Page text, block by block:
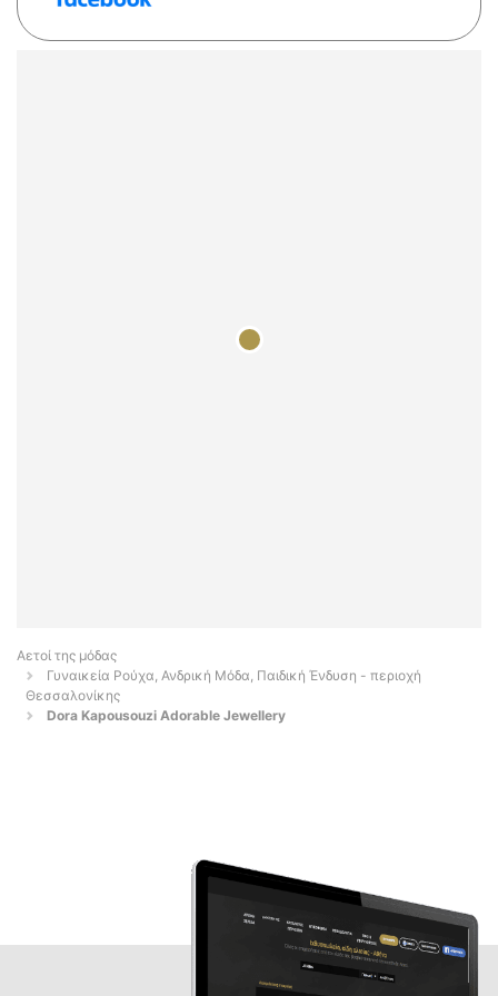
Αετοί της μόδας
Γυναικεία Ρούχα, Ανδρική Μόδα, Παιδική Ένδυση - περιοχή
Θεσσαλονίκης
Dora Kapousouzi Adorable Jewellery